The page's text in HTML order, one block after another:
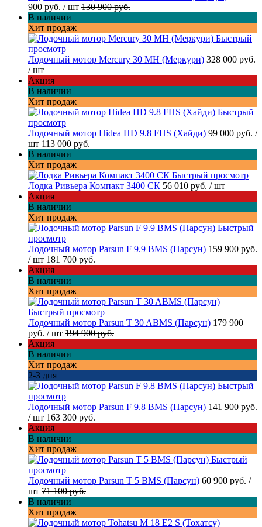
900 руб. / шт 130 900 руб.
В наличии
Хит продаж
Быстрый
просмотр
Лодочный мотор Mercury 30 MH (Меркури) 328 000 руб.
/ шт
Акция
В наличии
Хит продаж
Быстрый
просмотр
Лодочный мотор Hidea HD 9.8 FHS (Хайди) 99 000 руб. /
шт 113 000 руб.
В наличии
Хит продаж
Быстрый просмотр
Лодка Ривьера Компакт 3400 СК 56 010 руб. / шт
Акция
В наличии
Хит продаж
Быстрый
просмотр
Лодочный мотор Parsun F 9.9 BMS (Парсун) 159 900 руб.
/ шт 181 700 руб.
Акция
В наличии
Хит продаж
Быстрый просмотр
Лодочный мотор Parsun T 30 ABMS (Парсун) 179 900
руб. / шт 194 900 руб.
Акция
В наличии
Хит продаж
2-3 дня
Быстрый
просмотр
Лодочный мотор Parsun F 9.8 BMS (Парсун) 141 900 руб.
/ шт 163 300 руб.
Акция
В наличии
Хит продаж
Быстрый
просмотр
Лодочный мотор Parsun T 5 BMS (Парсун) 60 900 руб. /
шт 71 100 руб.
В наличии
Хит продаж